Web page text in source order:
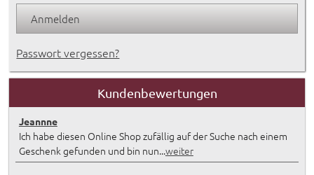
Passwort vergessen?
Kundenbewertungen
Jeannne
Ich habe diesen Online Shop zufällig auf der Suche nach einem
Geschenk gefunden und bin nun...weiter